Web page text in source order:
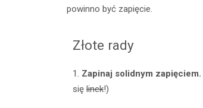
powinno być zapięcie.
Złote rady
1. Zapinaj solidnym zapięciem.
się linek!)